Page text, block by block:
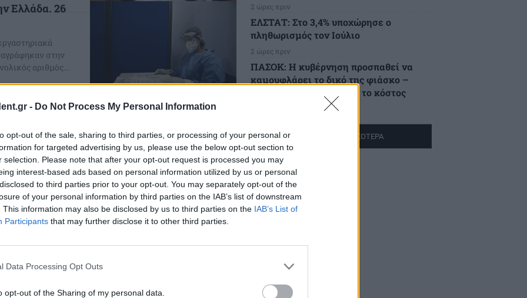
- Do Not Process My Personal Information
opt-out of the sale, sharing to third parties, or processing of your personal or
for targeted advertising by us, please use the below opt-out section to
selection. Please note that after your opt-out request is processed you may
interest-based ads based on personal information utilized by us or personal
to third parties prior to your opt-out. You may separately opt-out of the
of your personal information by third parties on the IAB’s list of downstream
This information may also be disclosed by us to third parties on the IAB’s List of
Participants that may further disclose it to other third parties.
Data Processing Opt Outs
opt-out of the Sharing of my personal data.
Ελλάδα. 26
στην
24 ώρες ήταν 4.761. Ο συνολικός αριθμός...
ΒΑ.5
ΒΑ.5, που
να
του εμβολίου
5 ετών
σήμερα
της Moderna
2 ώρες πριν
ΕΛΣΤΑΤ: Στο 3,4% υποχώρησε ο
πληθωρισμός τον Ιούλιο
2 ώρες πριν
ΠΑΣΟΚ: Η κυβέρνηση προσπαθεί να
καμουφλάρει το δικό της φιάσκο –
Φορτώνει στους πολίτες το κόστος
ΔΙΑΒΑΣΤΕ ΠΕΡΙΣΣΟΤΕΡΑ